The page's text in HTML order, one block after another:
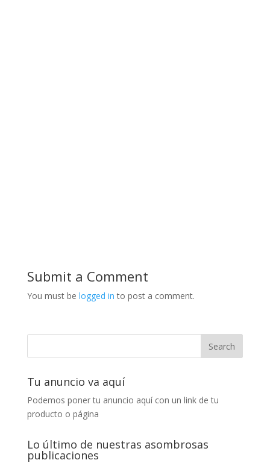
Submit a Comment
You must be logged in to post a comment.
Tu anuncio va aquí
Podemos poner tu anuncio aquí con un link de tu
producto o página
Lo último de nuestras asombrosas
publicaciones